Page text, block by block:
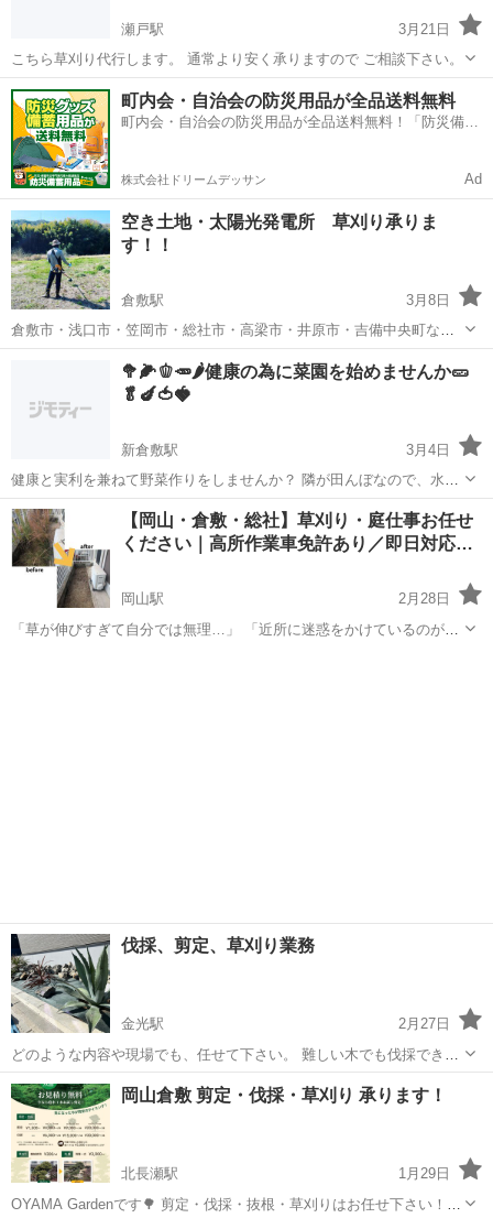
瀬戸駅
3月21日
こちら草刈り代行します。 通常より安く承りますので ご相談下さい。
岡山 赤磐市 瀬戸駅 草刈り 格安
町内会・自治会の防災用品が全品送料無料
町内会・自治会の防災用品が全品送料無料！「防災備蓄
株式会社ドリームデッサン Ad
空き土地・太陽光発電所 草刈り承りま
す！！
倉敷駅
3月8日
倉敷市・浅口市・笠岡市・総社市・高梁市・井原市・吉備中央町など
草刈り承り中！！ 草刈り実績豊富！！ これから案件多数の為お早めに
倉敷駅 剪定/造園 案件
🥦🌽🫑🥕🌶️健康の為に菜園を始めませんか🥒
🥬🍆🍅🍓
新倉敷駅
3月4日
健康と実利を兼ねて野菜作りをしませんか？ 隣が田んぼなので、水や
りはあまり必要ない。用水も在ります。近くにコンビニ、２４時間ス
ーパー2軒在ります。 広さはお好みで。草の管理をして頂ければ、無
料で🆗です。
岡山 新倉敷駅 その他 無料
【岡山・倉敷・総社】草刈り・庭仕事お任せ
ください｜高所作業車免許あり／即日対応…
岡山駅
2月28日
「草が伸びすぎて自分では無理…」 「近所に迷惑をかけているのが気
伐採、剪定、草刈り業務
金光駅
2月27日
どのような内容や現場でも、任せて下さい。 難しい木でも伐採できま
す。まずは相談から！！
岡山 浅口市 金光駅 その他
岡山倉敷 剪定・伐採・草刈り 承ります！
北長瀬駅
1月29日
OYAMA Gardenです🌳 剪定・伐採・抜根・草刈りはお任せ下さい！